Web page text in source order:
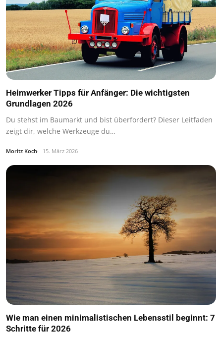
Heimwerker Tipps für Anfänger: Die wichtigsten
Grundlagen 2026
Du stehst im Baumarkt und bist überfordert? Dieser Leitfaden
zeigt dir, welche Werkzeuge du…
Moritz Koch 15. März 2026
Wie man einen minimalistischen Lebensstil beginnt: 7
Schritte für 2026